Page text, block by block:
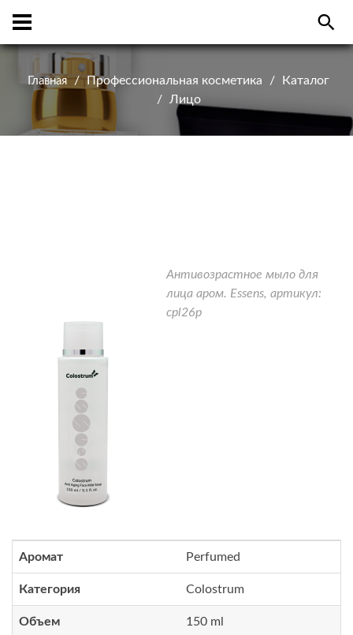
Главная Профессиональная косметика
Каталог
Лицо
Антивозрастное мыло для
лица аром. Essens, артикул:
cpl26p
Аромат Perfumed
Категория Colostrum
Объем 150 ml